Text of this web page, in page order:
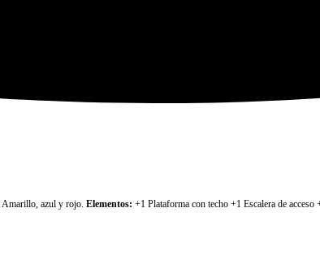
Amarillo, azul y rojo. Elementos: +1 Plataforma con techo +1 Escalera de